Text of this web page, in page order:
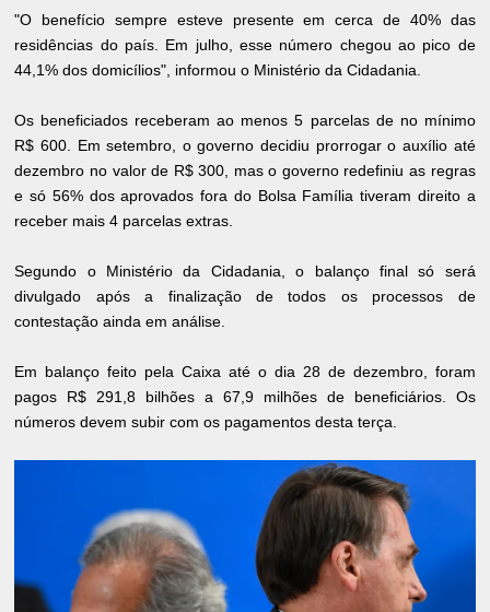
"O benefício sempre esteve presente em cerca de 40% das
residências do país. Em julho, esse número chegou ao pico de
44,1% dos domicílios", informou o Ministério da Cidadania.
Os beneficiados receberam ao menos 5 parcelas de no mínimo
R$ 600. Em setembro, o governo decidiu prorrogar o auxílio até
dezembro no valor de R$ 300, mas o governo redefiniu as regras
e só 56% dos aprovados fora do Bolsa Família tiveram direito a
receber mais 4 parcelas extras.
Segundo o Ministério da Cidadania, o balanço final só será
divulgado após a finalização de todos os processos de
contestação ainda em análise.
Em balanço feito pela Caixa até o dia 28 de dezembro, foram
pagos R$ 291,8 bilhões a 67,9 milhões de beneficiários. Os
números devem subir com os pagamentos desta terça.